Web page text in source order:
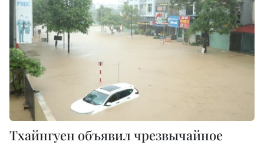
Тхайнгуен объявил чрезвычайное